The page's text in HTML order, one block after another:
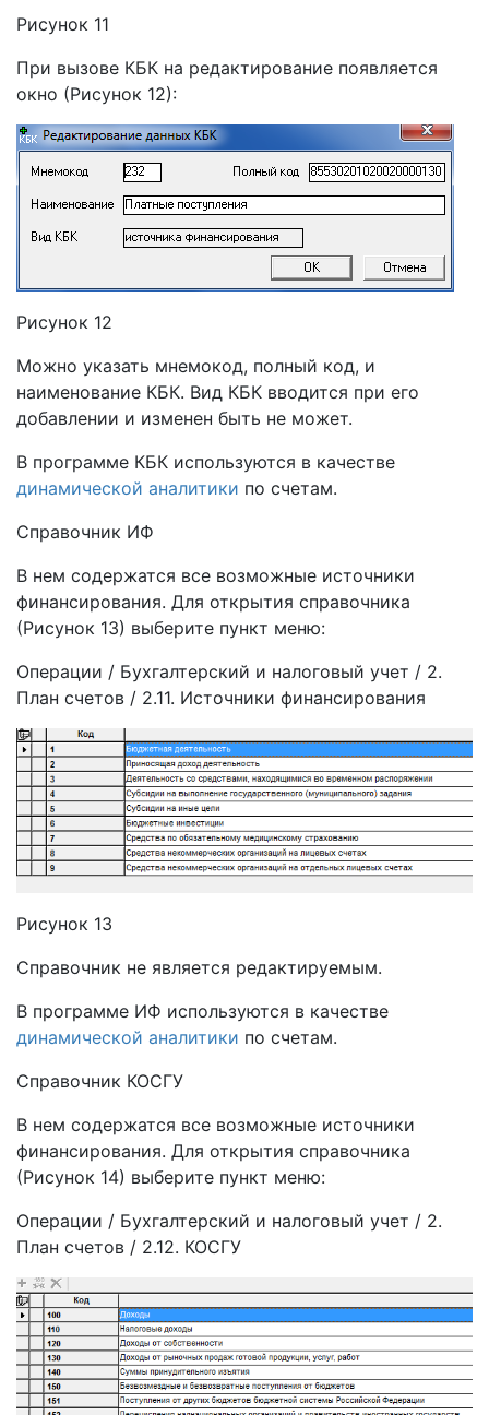
Рисунок 11
При вызове КБК на редактирование появляется
окно (Рисунок 12):
Рисунок 12
Можно указать мнемокод, полный код, и
наименование КБК. Вид КБК вводится при его
добавлении и изменен быть не может.
В программе КБК используются в качестве
динамической аналитики по счетам.
Справочник ИФ
В нем содержатся все возможные источники
финансирования. Для открытия справочника
(Рисунок 13) выберите пункт меню:
Операции / Бухгалтерский и налоговый учет / 2.
План счетов / 2.11. Источники финансирования
Рисунок 13
Справочник не является редактируемым.
В программе ИФ используются в качестве
динамической аналитики по счетам.
Справочник КОСГУ
В нем содержатся все возможные источники
финансирования. Для открытия справочника
(Рисунок 14) выберите пункт меню:
Операции / Бухгалтерский и налоговый учет / 2.
План счетов / 2.12. КОСГУ